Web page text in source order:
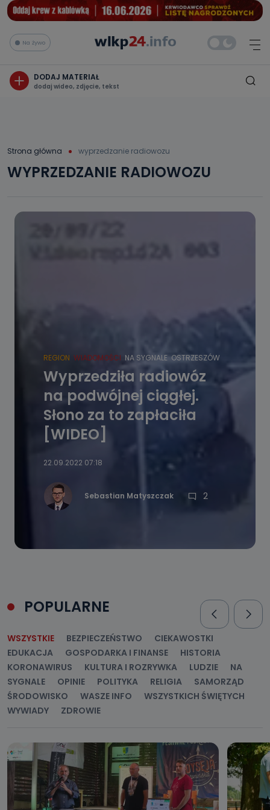
Na żywo
DODAJ MATERIAŁ
dodaj wideo, zdjęcie, tekst
Strona główna wyprzedzanie radiowozu
WYPRZEDZANIE RADIOWOZU
REGION WIADOMOŚCI NA SYGNALE OSTRZESZÓW
Wyprzedziła radiowóz
na podwójnej ciągłej.
Słono za to zapłaciła
[WIDEO]
22.09.2022 07:18
Sebastian Matyszczak 2
POPULARNE
WSZYSTKIE BEZPIECZEŃSTWO
CIEKAWOSTKI
EDUKACJA
GOSPODARKA I FINANSE
HISTORIA
KORONAWIRUS
KULTURA I ROZRYWKA LUDZIE
NA
SYGNALE
OPINIE POLITYKA RELIGIA
SAMORZĄD
ŚRODOWISKO
WASZE INFO
WSZYSTKICH ŚWIĘTYCH
WYWIADY
ZDROWIE